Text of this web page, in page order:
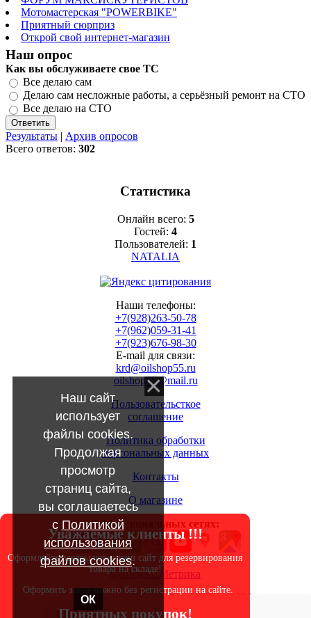
Мотомастерская "POWERBIKE"
Приятный сюрприз
Открой свой интернет-магазин
Наш опрос
Как вы обслуживаете свое ТС
Все делаю сам
Делаю сам несложные работы, а серьёзный ремонт на СТО
Все делаю на СТО
Результаты | Архив опросов
Всего ответов: 302
Статистика
Онлайн всего: 5
Гостей: 4
Пользователей: 1
NATALIA
Наши телефоны:
+7(928)263-50-78
+7(962)059-31-41
+7(923)676-98-30
E-mail для связи:
krd@oilshop55.ru
oilshop55@mail.ru
Пользовательсткое
соглашение
Политика обработки
персональных данных
Контакты
О магазине
МЫ в социальных сетях:
Copyright OILSHOP55.RU © 2010 - 2026
Уважаемые клиенты !!!
Оформляйте заказы через наш сайт для резервирования
товара на складе!
Оформить заказ можно без регистрации на сайте.
Приятных покупок!
Наш сайт
использует
файлы cookies.
Продолжая
просмотр
страниц сайта,
вы соглашаетесь
с Политикой
использования
файлов cookies.
ОК